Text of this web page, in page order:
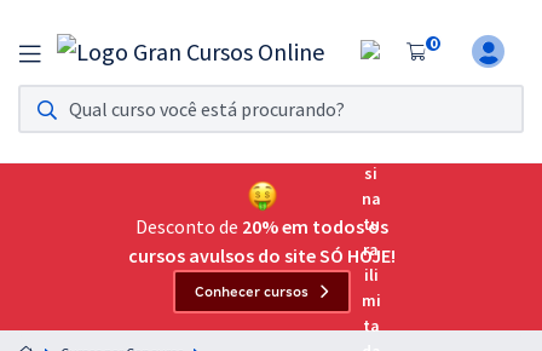
0
Assinatura Ilimitada 11
Acesso a todos os cursos. Teste grátis por 7 dias!
Assinatura OAB Até Passar
Acesso ilimitado a toda preparação para o Exame da
Preparação completa e intensiva para as principais
Desconto de 20% em todos os
cursos avulsos do site SÓ HOJE!
Conhecer cursos